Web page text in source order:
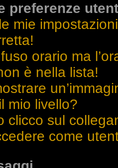
preferenze
mie
orario ma
è nella lista!
mio livello?
clicco sul
come